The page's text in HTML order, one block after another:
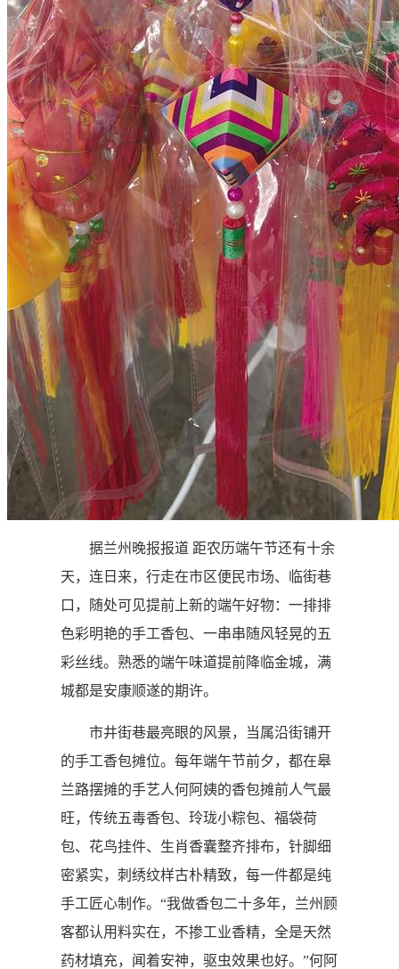
据兰州晚报报道 距农历端午节还有十余
天，连日来，行走在市区便民市场、临街巷
口，随处可见提前上新的端午好物：一排排
色彩明艳的手工香包、一串串随风轻晃的五
彩丝线。熟悉的端午味道提前降临金城，满
城都是安康顺遂的期许。
市井街巷最亮眼的风景，当属沿街铺开
的手工香包摊位。每年端午节前夕，都在皋
兰路摆摊的手艺人何阿姨的香包摊前人气最
旺，传统五毒香包、玲珑小粽包、福袋荷
包、花鸟挂件、生肖香囊整齐排布，针脚细
密紧实，刺绣纹样古朴精致，每一件都是纯
手工匠心制作。“我做香包二十多年，兰州顾
客都认用料实在，不掺工业香精，全是天然
药材填充，闻着安神，驱虫效果也好。”何阿